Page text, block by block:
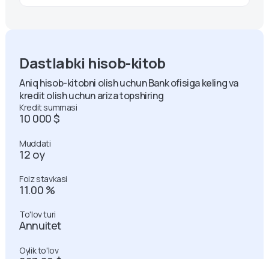
Dastlabki hisob-kitob
Aniq hisob-kitobni olish uchun Bank ofisiga keling va
kredit olish uchun ariza topshiring
Kredit summasi
10 000 $
Muddati
12 oy
Foiz stavkasi
11.00 %
To'lov turi
Annuitet
Oylik to'lov